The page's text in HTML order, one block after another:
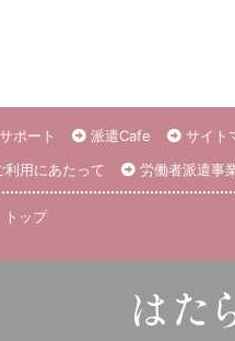
ポート 派遣Cafe サイト
利用にあたって 労働者派遣事
トップ